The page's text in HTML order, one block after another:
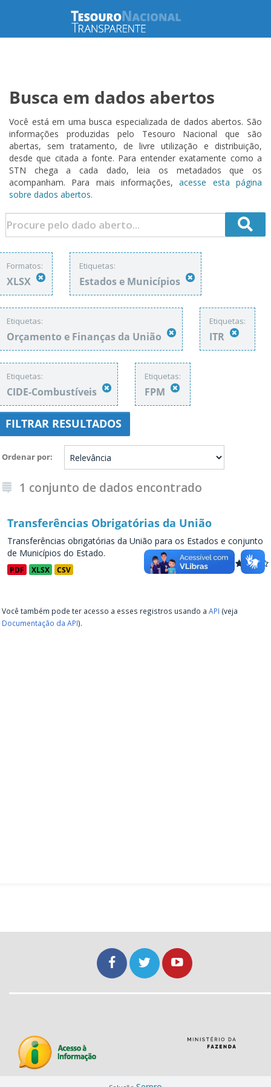
Busca em dados abertos
Você está em uma busca especializada de dados abertos. São
informações produzidas pelo Tesouro Nacional que são
abertas, sem tratamento, de livre utilização e distribuição,
desde que citada a fonte. Para entender exatamente como a
STN chega a cada dado, leia os metadados que os
acompanham. Para mais informações,acesse esta página
sobre dados abertos.
Formatos:
XLSX
Etiquetas:
Estados e Municípios
Etiquetas:
Orçamento e Finanças da União
Etiquetas:
ITR
Etiquetas:
CIDE-Combustíveis
Etiquetas:
FPM
FILTRAR RESULTADOS
Ordenar por
1 conjunto de dados encontrado
Transferências Obrigatórias da União
Transferências obrigatórias da União para os Estados e conjunto
de Municípios do Estado.
PDF XLSX CSV
Você também pode ter acesso a esses registros usando a API (veja
Documentação da API).